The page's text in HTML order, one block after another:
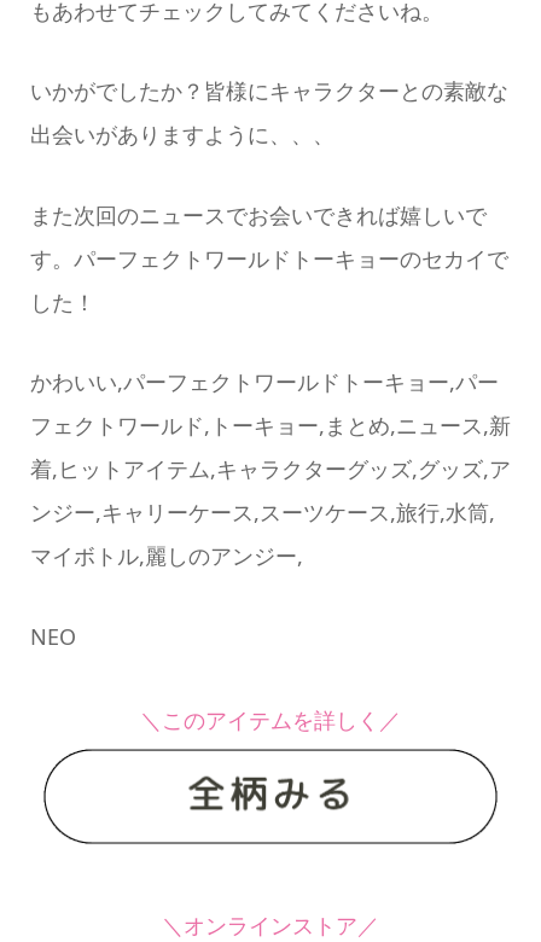
もあわせてチェックしてみてくださいね。
いかがでしたか？皆様にキャラクターとの素敵な
出会いがありますように、、、
また次回のニュースでお会いできれば嬉しいで
す。パーフェクトワールドトーキョーのセカイで
した！
かわいい,パーフェクトワールドトーキョー,パー
フェクトワールド,トーキョー,まとめ,ニュース,新
着,ヒットアイテム,キャラクターグッズ,グッズ,ア
ンジー,キャリーケース,スーツケース,旅行,水筒,
マイボトル,麗しのアンジー,
NEO
＼このアイテムを詳しく／
＼オンラインストア／